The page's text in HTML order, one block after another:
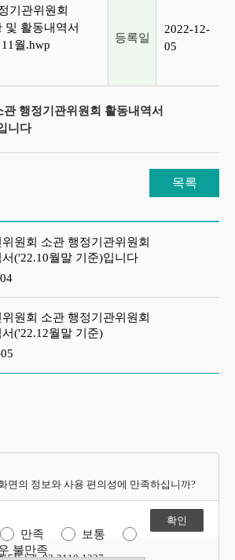
기관위원회
및 활동내역서
11월.hwp
등록일
2022-12-
05
행정기관위원회 활동내역서
니다
목록
원회 소관 행정기관위원회
('22.10월말 기준)입니다
원회 소관 행정기관위원회
('22.12월말 기준)
면의 정보와 사용 편의성에 만족하십니까?
만족
보통
불만족